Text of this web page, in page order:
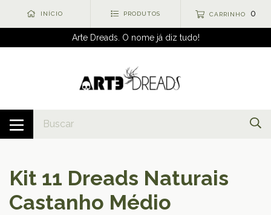
INÍCIO PRODUTOS CARRINHO 0
Arte Dreads. O nome já diz tudo!
Kit 11 Dreads Naturais
Castanho Médio